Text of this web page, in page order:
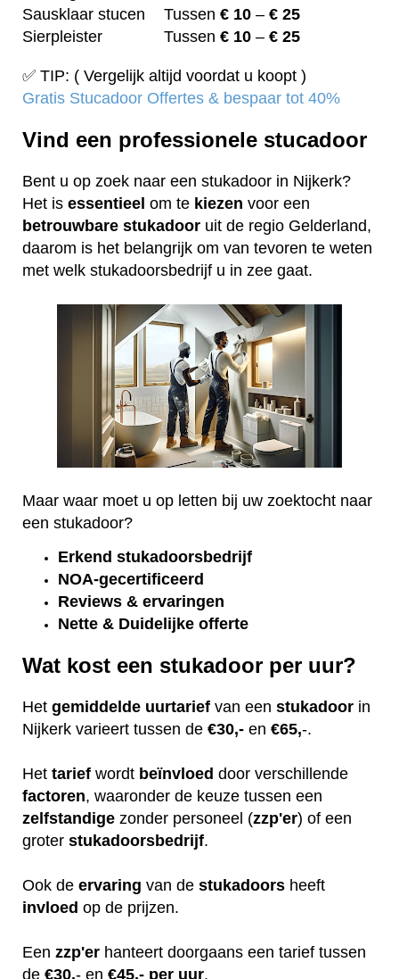
Sausklaar stucen
Tussen € 10 – € 25
Sierpleister
Tussen € 10 – € 25
✅ TIP: ( Vergelijk altijd voordat u koopt )
Gratis Stucadoor Offertes & bespaar tot 40%
Vind een professionele stucadoor
Bent u op zoek naar een stukadoor in Nijkerk?
Het is essentieel om te kiezen voor een
betrouwbare stukadoor uit de regio Gelderland,
daarom is het belangrijk om van tevoren te weten
met welk stukadoorsbedrijf u in zee gaat.
Maar waar moet u op letten bij uw zoektocht naar
een stukadoor?
Erkend stukadoorsbedrijf
NOA-gecertificeerd
Reviews & ervaringen
Nette & Duidelijke offerte
Wat kost een stukadoor per uur?
Het gemiddelde uurtarief van een stukadoor in
Nijkerk varieert tussen de €30,- en €65,-.
Het tarief wordt beïnvloed door verschillende
factoren, waaronder de keuze tussen een
zelfstandige zonder personeel (zzp'er) of een
groter stukadoorsbedrijf.
Ook de ervaring van de stukadoors heeft
invloed op de prijzen.
Een zzp'er hanteert doorgaans een tarief tussen
de €30,- en €45,- per uur.